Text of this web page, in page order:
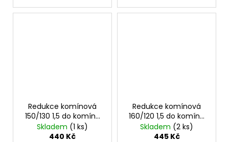
Redukce komínová
150/130 1,5 do komínu
3012282
Skladem (1 ks)
440 Kč
Redukce komínová
160/120 1,5 do komínu
3012286
Skladem (2 ks)
445 Kč